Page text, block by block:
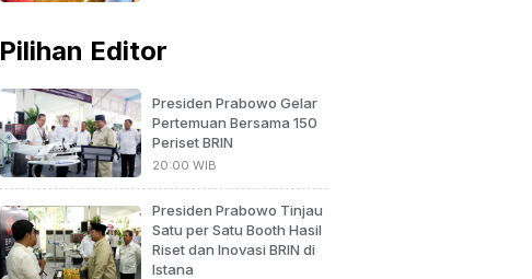
Pilihan Editor
Presiden Prabowo Gelar
Pertemuan Bersama 150
Periset BRIN
20:00 WIB
Presiden Prabowo Tinjau
Satu per Satu Booth Hasil
Riset dan Inovasi BRIN di
Istana